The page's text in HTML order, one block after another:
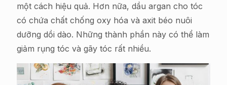
một cách hiệu quả. Hơn nữa, dầu argan cho tóc
có chứa chất chống oxy hóa và axit béo nuôi
dưỡng dồi dào. Những thành phần này có thể làm
giảm rụng tóc và gãy tóc rất nhiều.